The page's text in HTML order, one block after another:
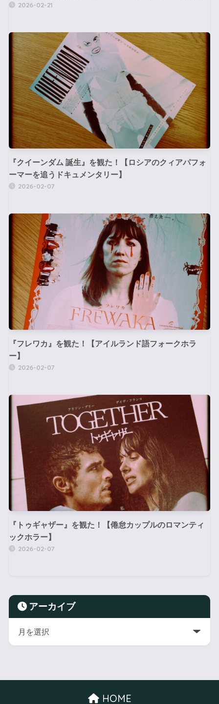
2026-02-21
『クイーンダム 誕生』を観た！【ロシアのクィアパフォ
ーマーを追うドキュメンタリー】
2026-02-07
『フレワカ』を観た！【アイルランド語フォークホラ
ー】
2026-02-07
『トゥギャザー』を観た！【倦怠カップルのロマンティ
ックホラー】
2026-02-07
アーカイブ
HOME